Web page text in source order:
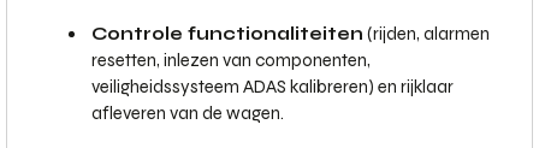
Controle functionaliteiten (rijden, alarmen
resetten, inlezen van componenten,
veiligheidssysteem ADAS kalibreren) en rijklaar
afleveren van de wagen.